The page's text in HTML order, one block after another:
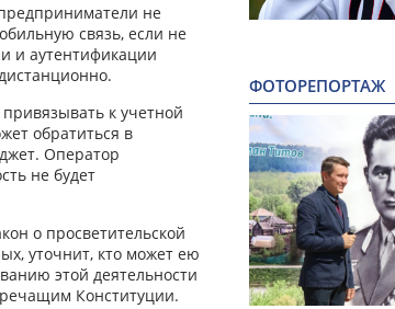
не
связь, если не
и аутентификации
к учетной
обратиться в
Оператор
не будет
о просветительской
уточнит, кто может ею
этой деятельности
Конституции.
ФОТОРЕПОРТАЖ